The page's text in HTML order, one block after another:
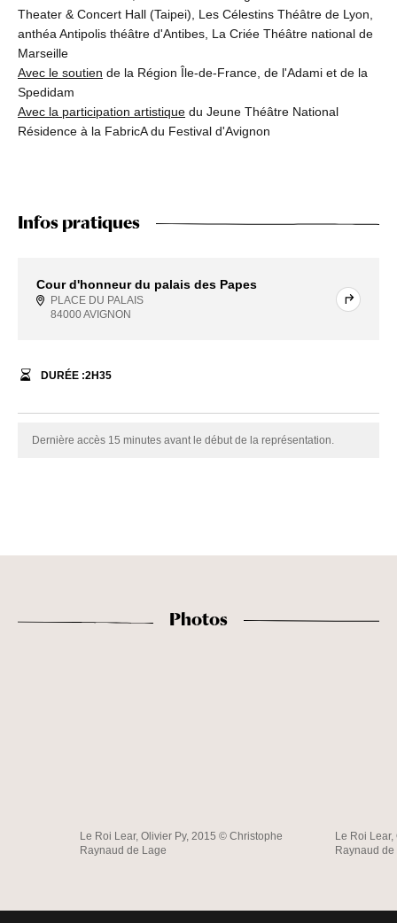
Theater & Concert Hall (Taipei), Les Célestins Théâtre de Lyon,
anthéa Antipolis théâtre d'Antibes, La Criée Théâtre national de
Marseille
Avec le soutien de la Région Île-de-France, de l'Adami et de la
Spedidam
Avec la participation artistique du Jeune Théâtre National
Résidence à la FabricA du Festival d'Avignon
Infos pratiques
Cour d'honneur du palais des Papes
PLACE DU PALAIS
84000 AVIGNON
DURÉE :2H35
Dernière accès 15 minutes avant le début de la représentation.
Photos
Le Roi Lear, Olivier Py, 2015 © Christophe
Raynaud de Lage
Le Roi
Raynaud